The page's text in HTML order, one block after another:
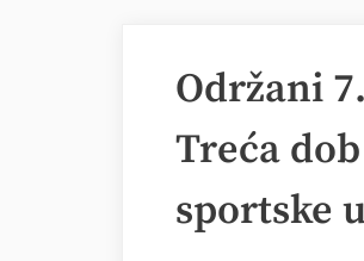
Održani
Treća
sportske